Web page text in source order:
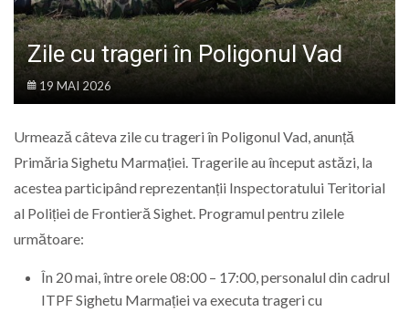
Zile cu trageri în Poligonul Vad
19 MAI 2026
Urmează câteva zile cu trageri în Poligonul Vad, anunță
Primăria Sighetu Marmației. Tragerile au început astăzi, la
acestea participând reprezentanții Inspectoratului Teritorial
al Poliției de Frontieră Sighet. Programul pentru zilele
următoare:
În 20 mai, între orele 08:00 – 17:00, personalul din cadrul
ITPF Sighetu Marmației va executa trageri cu